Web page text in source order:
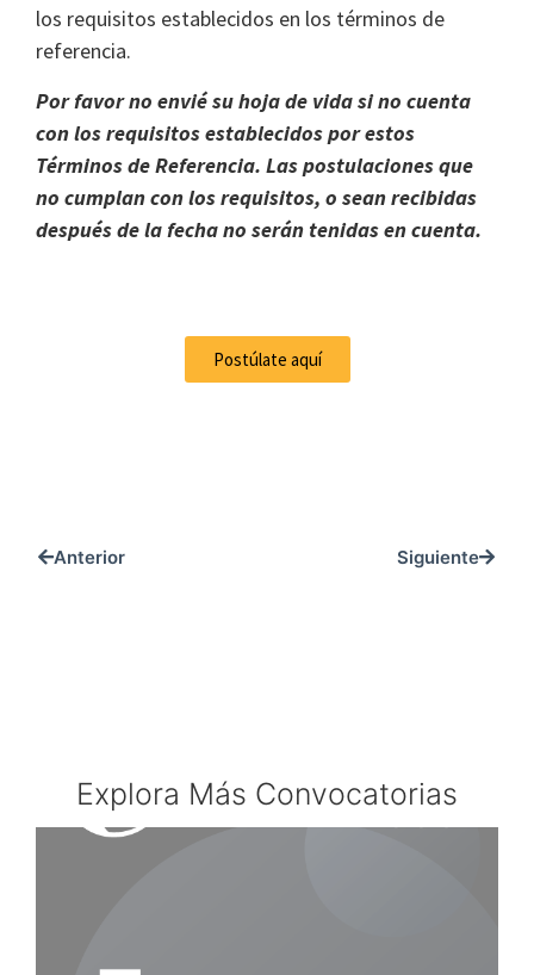
los requisitos establecidos en los términos de
referencia.
Por favor no envié su hoja de vida si no cuenta
con los requisitos establecidos por estos
Términos de Referencia. Las postulaciones que
no cumplan con los requisitos, o sean recibidas
después de la fecha no serán tenidas en cuenta.
Postúlate aquí
Anterior Siguiente
Explora Más Convocatorias